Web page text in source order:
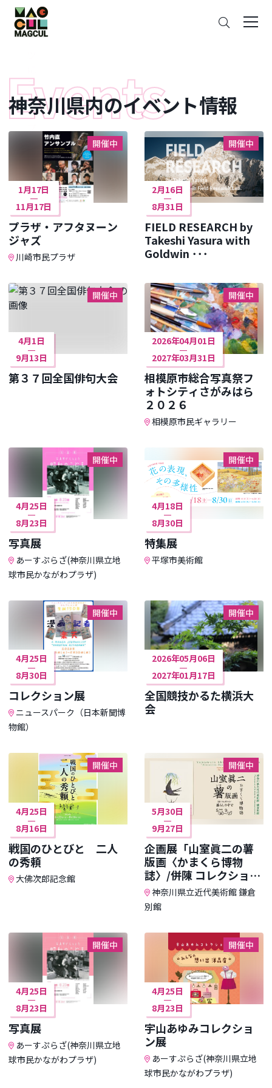
ン
テ
ン
ス
キ
ッ
プ
神奈川県内のイベント情報
開催中
1月17日
11月17日
プラザ・アフタヌーン
ジャズ
川崎市民プラザ
開催中
2月16日
8月31日
FIELD RESEARCH by
Takeshi Yasura with
Goldwin ･･･
開催中
4月1日
9月13日
第３７回全国俳句大会
開催中
2026年04月01日
2027年03月31日
相模原市総合写真祭フ
ォトシティさがみはら
２０２６
相模原市民ギャラリー
開催中
4月25日
8月23日
写真展
あーすぷらざ(神奈川県立地
球市民かながわプラザ)
開催中
4月18日
8月30日
特集展
平塚市美術館
開催中
4月25日
8月30日
コレクション展
ニュースパーク（日本新聞博
物館）
開催中
2026年05月06日
2027年01月17日
全国競技かるた横浜大
会
開催中
4月25日
8月16日
戦国のひとびと 二人
の秀頼
大佛次郎記念館
開催中
5月30日
9月27日
企画展「山室眞二の薯
版画〈かまくら博物
誌〉/併陳 コレクション
暮らしの中で」
神奈川県立近代美術館 鎌倉
別館
開催中
4月25日
8月23日
写真展
あーすぷらざ(神奈川県立地
球市民かながわプラザ)
開催中
4月25日
8月23日
宇山あゆみコレクショ
ン展
あーすぷらざ(神奈川県立地
球市民かながわプラザ)